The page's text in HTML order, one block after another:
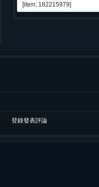
登錄發表評論